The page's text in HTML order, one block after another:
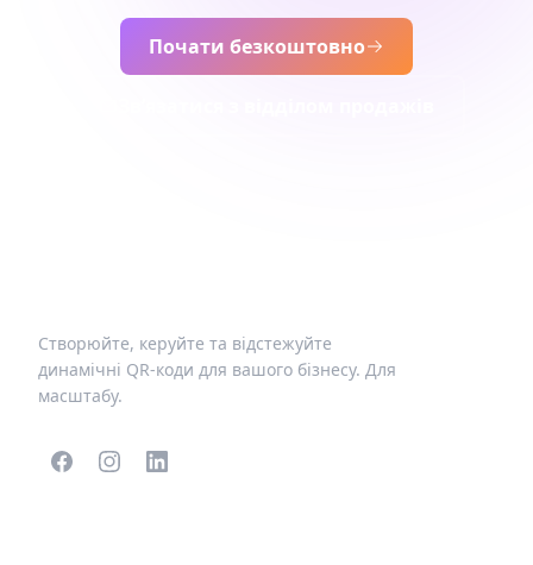
Почати безкоштовно
Створюйте, керуйте та відстежуйте
динамічні QR-коди для вашого бізнесу. Для
масштабу.